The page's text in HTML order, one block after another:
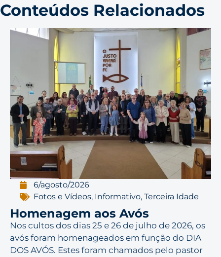
Conteúdos Relacionados
6/agosto/2026
Fotos e Vídeos, Informativo,Terceira Idade
Homenagem aos Avós
Nos cultos dos dias 25 e 26 de julho de 2026, os
avós foram homenageados em função do DIA
DOS AVÓS. Estes foram chamados pelo pastor